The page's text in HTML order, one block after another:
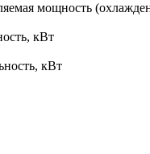
мощность
кВт
кВт